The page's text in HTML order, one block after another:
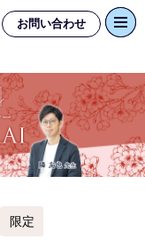
お問い合わせ
限定